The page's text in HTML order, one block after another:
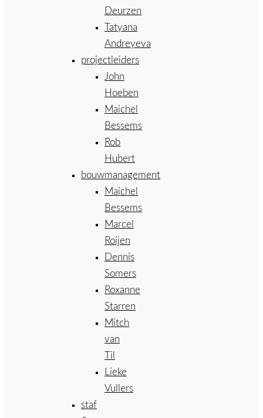
Deurzen
Tatyana
Andreyeva
projectleiders
John
Hoeben
Maichel
Bessems
Rob
Hubert
bouwmanagement
Maichel
Bessems
Marcel
Roijen
Dennis
Somers
Roxanne
Starren
Mitch
van
Til
Lieke
Vullers
staf